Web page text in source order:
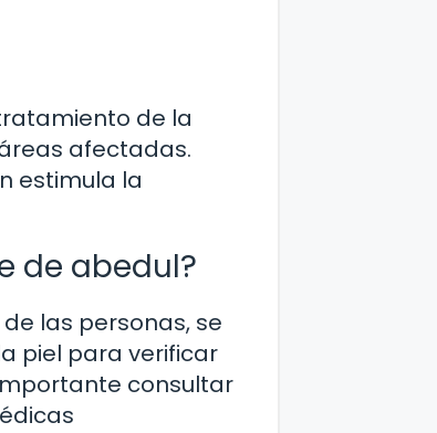
de la
afectadas.
estimula la
de abedul?
las personas, se
piel para verificar
consultar